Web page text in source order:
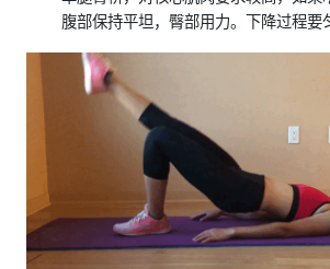
腹部保持平坦，臀部用力。下降过程要